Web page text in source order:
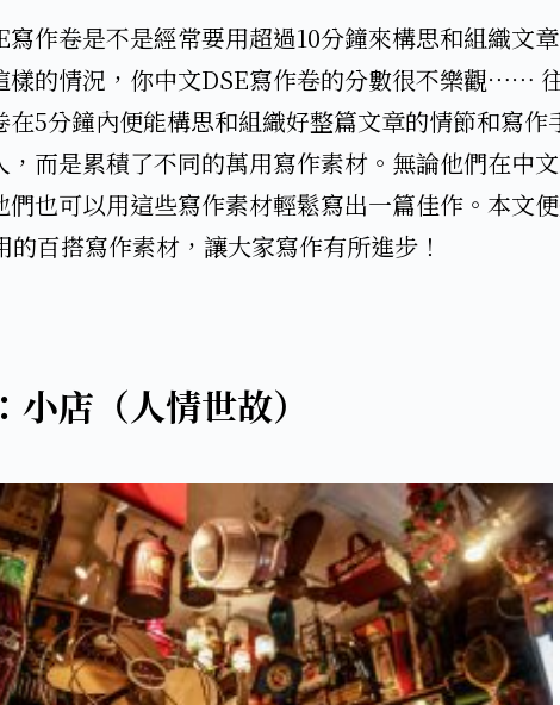
寫作卷是不是經常要用超過10分鐘來構思和組織文
樣的情況，你中文DSE寫作卷的分數很不樂觀⋯⋯
在5分鐘內便能構思和組織好整篇文章的情節和寫作
，而是累積了不同的萬用寫作素材。無論他們在中
們也可以用這些寫作素材輕鬆寫出一篇佳作。本文
百搭寫作素材，讓大家寫作有所進步！
小店（人情世故）​